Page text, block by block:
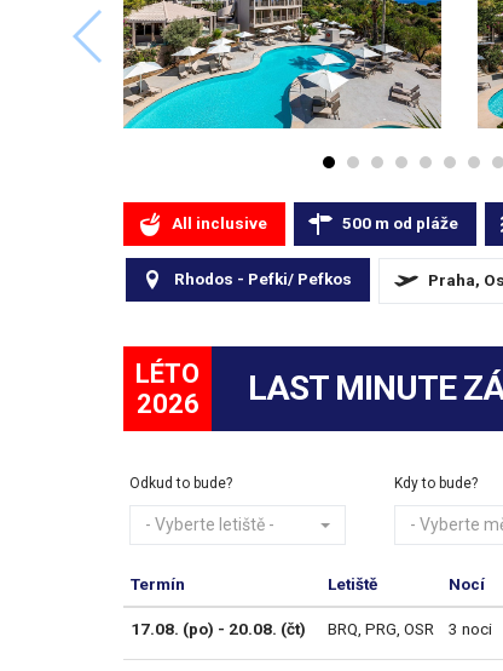
All inclusive 500 m od pláže
Rhodos - Pefki/ Pefkos Praha,
LÉTO
2026
LAST MINUTE
Odkud to bude?
- Vyberte letiště -
Kdy to bude?
- Vyberte
Termín Letiště Nocí
17.08. (po) - 20.08. (čt) BRQ, PRG, OSR 3 noci